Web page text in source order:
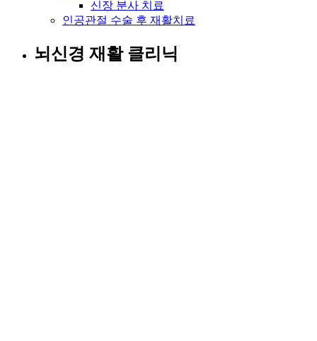
신장 분사 치료
인공관절 수술 후 재활치료
뇌신경 재활 클리닉